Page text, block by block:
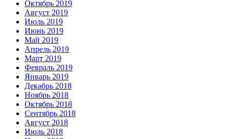
Октябрь 2019
Август 2019
Июль 2019
Июнь 2019
Май 2019
Апрель 2019
Март 2019
Февраль 2019
Январь 2019
Декабрь 2018
Ноябрь 2018
Октябрь 2018
Сентябрь 2018
Август 2018
Июль 2018